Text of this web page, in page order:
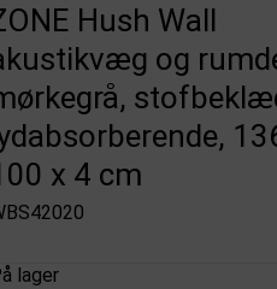
Hush Wall
og
x 4 cm
lager